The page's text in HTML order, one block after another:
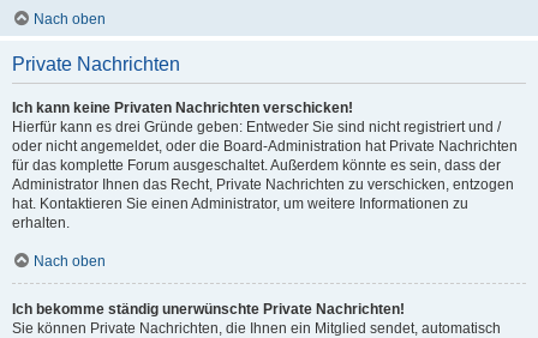
Nach oben
Private Nachrichten
Ich kann keine Privaten Nachrichten verschicken!
Hierfür kann es drei Gründe geben: Entweder Sie sind nicht registriert und /
oder nicht angemeldet, oder die Board-Administration hat Private Nachrichten
für das komplette Forum ausgeschaltet. Außerdem könnte es sein, dass der
Administrator Ihnen das Recht, Private Nachrichten zu verschicken, entzogen
hat. Kontaktieren Sie einen Administrator, um weitere Informationen zu
erhalten.
Nach oben
Ich bekomme ständig unerwünschte Private Nachrichten!
Sie können Private Nachrichten, die Ihnen ein Mitglied sendet, automatisch